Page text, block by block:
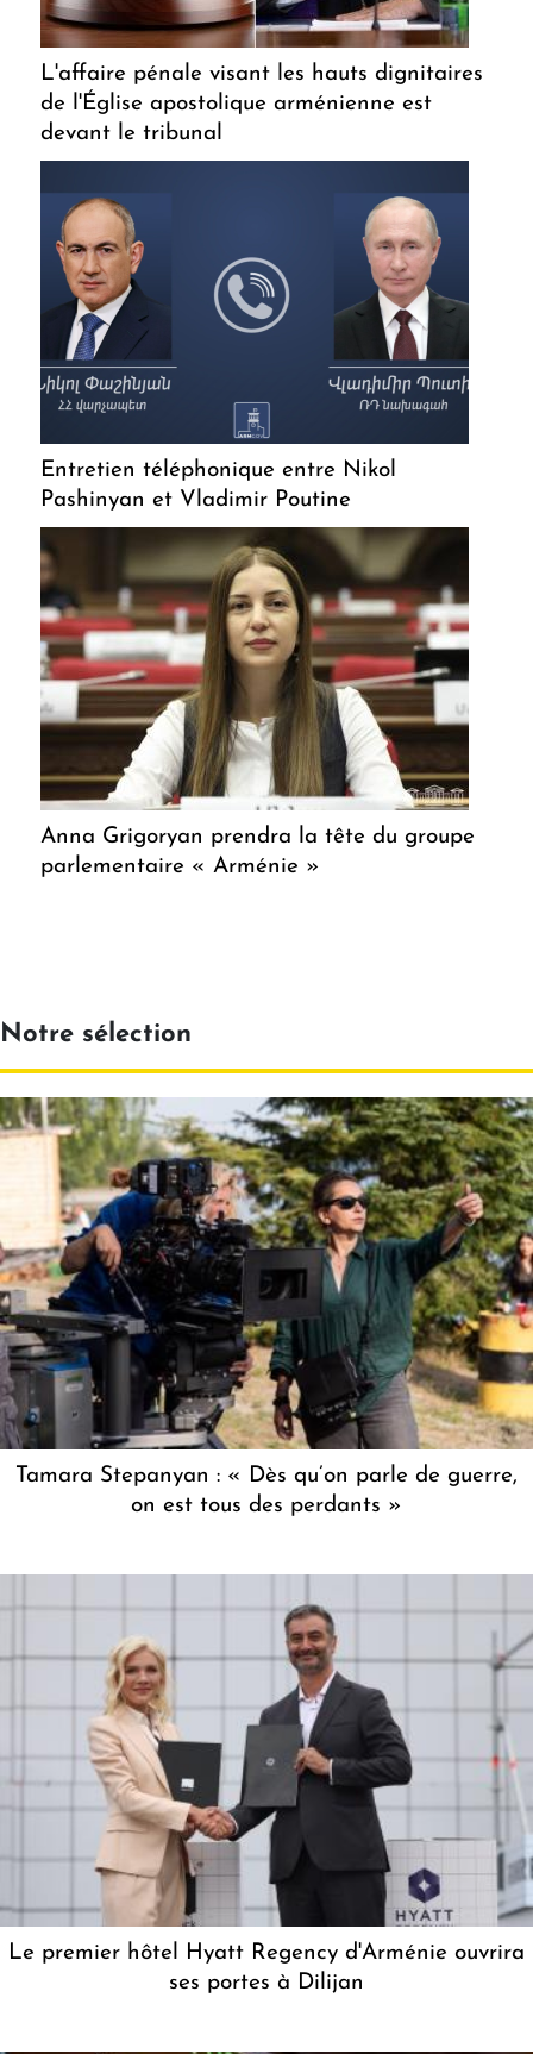
L'affaire pénale visant les hauts dignitaires
de l'Église apostolique arménienne est
devant le tribunal
Entretien téléphonique entre Nikol
Pashinyan et Vladimir Poutine
Anna Grigoryan prendra la tête du groupe
parlementaire « Arménie »
Notre sélection
Tamara Stepanyan : « Dès qu’on parle de guerre,
on est tous des perdants »
Le premier hôtel Hyatt Regency d'Arménie ouvrira
ses portes à Dilijan